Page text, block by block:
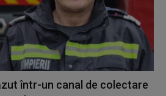
într-un canal de colectare